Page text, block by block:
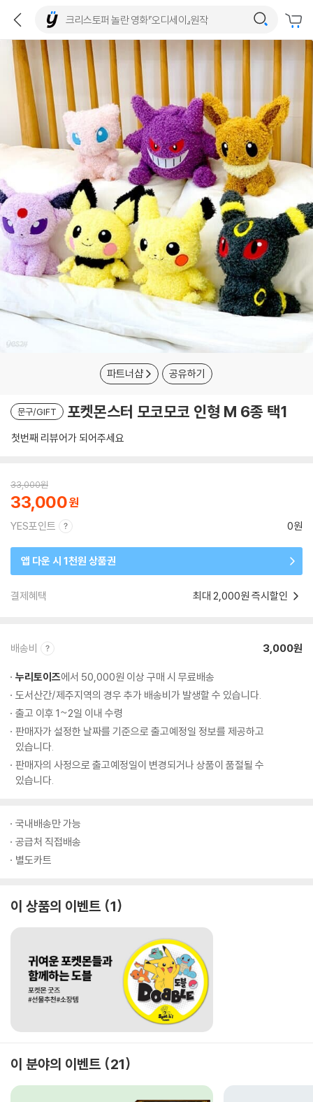
파트너샵 공유하기
문구/GIFT 포켓몬스터 모코모코 인형 M 6종 택1
첫번째 리뷰어가 되어주세요
33,000원
33,000
YES포인트 0원
앱 다운 시 1천원 상품권
결제혜택 최대 2,000원 즉시할인
배송비 3,000원
누리토이즈에서 50,000원 이상 구매 시 무료배송
도서산간/제주지역의 경우 추가 배송비가 발생할 수 있습니다.
출고 이후 1~2일 이내 수령
판매자가 설정한 날짜를 기준으로 출고예정일 정보를 제공하고
있습니다.
판매자의 사정으로 출고예정일이 변경되거나 상품이 품절될 수
있습니다.
국내배송만 가능
공급처 직접배송
별도카트
이 상품의 이벤트 1
이 분야의 이벤트 21